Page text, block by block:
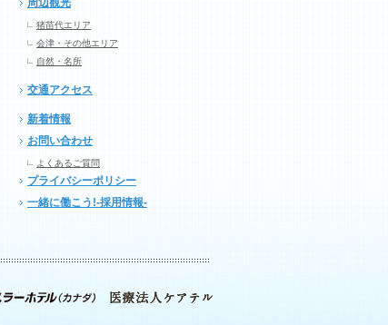
周辺観光
猪苗代エリア
会津・その他エリア
自然・名所
交通アクセス
新着情報
お問い合わせ
よくあるご質問
プライバシーポリシー
一緒に働こう!-採用情報-